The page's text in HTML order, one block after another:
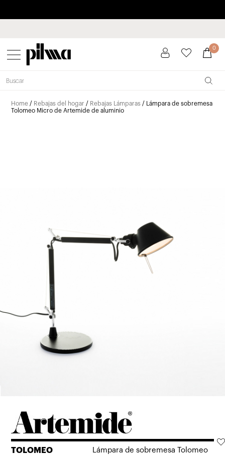
pilma 0
Home / Rebajas del hogar / Rebajas Lámparas / Lámpara de sobremesa
Tolomeo Micro de Artemide de aluminio
TOLOMEO
Lámpara de sobremesa Tolomeo